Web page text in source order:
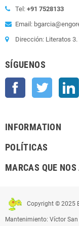
Tel: +91 7528133
Email:
Dirección: Literatos
SÍGUENOS
Facebook Twitter
INFORMATION
POLÍTICAS
MARCAS QUE NOS
Copyright © 2025
Mantenimiento: Víctor